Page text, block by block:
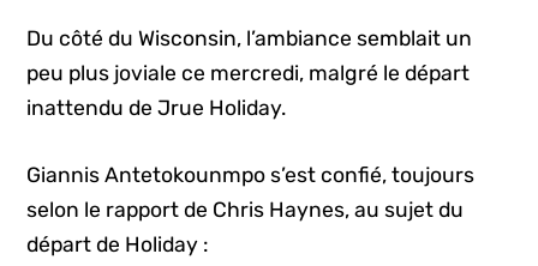
Du côté du Wisconsin, l’ambiance semblait un
peu plus joviale ce mercredi, malgré le départ
inattendu de Jrue Holiday.
Giannis Antetokounmpo s’est confié, toujours
selon le rapport de Chris Haynes, au sujet du
départ de Holiday :